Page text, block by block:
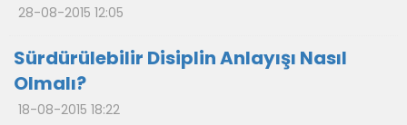
28-08-2015 12:05
Sürdürülebilir Disiplin Anlayışı Nasıl
Olmalı?
18-08-2015 18:22